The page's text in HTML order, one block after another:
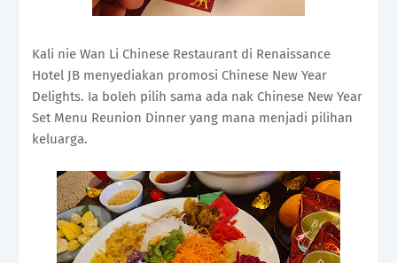
Kali nie Wan Li Chinese Restaurant di Renaissance
Hotel JB menyediakan promosi Chinese New Year
Delights. Ia boleh pilih sama ada nak Chinese New Year
Set Menu Reunion Dinner yang mana menjadi pilihan
keluarga.